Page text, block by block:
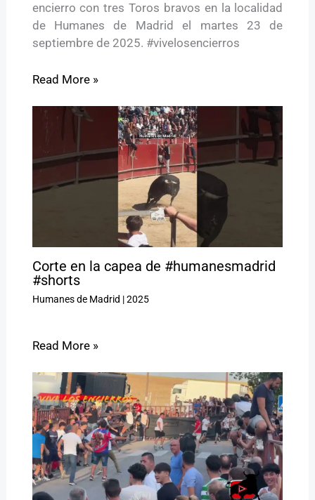
encierro con tres Toros bravos en la localidad
de Humanes de Madrid el martes 23 de
septiembre de 2025. #vivelosencierros
Read More »
Corte en la capea de #humanesmadrid
#shorts
Humanes de Madrid |2025
Read More »